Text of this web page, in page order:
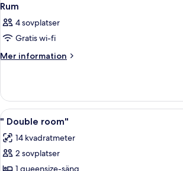
Rum
4 sovplatser
Gratis wi-fi
Mer information
Mer
Öppna
alla
foton
för
Minibar,
2
" Double room"
14 kvadratmeter
2 sovplatser
1 queensize-säng